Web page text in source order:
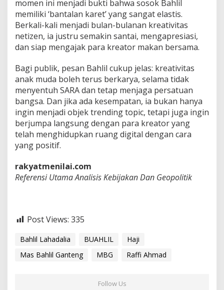
momen ini menjadi bukti bahwa sosok Bahlil
memiliki ‘bantalan karet’ yang sangat elastis.
Berkali-kali menjadi bulan-bulanan kreativitas
netizen, ia justru semakin santai, mengapresiasi,
dan siap mengajak para kreator makan bersama.
Bagi publik, pesan Bahlil cukup jelas: kreativitas
anak muda boleh terus berkarya, selama tidak
menyentuh SARA dan tetap menjaga persatuan
bangsa. Dan jika ada kesempatan, ia bukan hanya
ingin menjadi objek trending topic, tetapi juga ingin
berjumpa langsung dengan para kreator yang
telah menghidupkan ruang digital dengan cara
yang positif.
rakyatmenilai.com
Referensi Utama Analisis Kebijakan Dan Geopolitik
Post Views: 335
Bahlil Lahadalia BUAHLIL
Haji
Mas Bahlil Ganteng
MBG Raffi Ahmad
Follow Us